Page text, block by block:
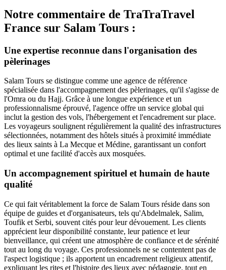
Notre commentaire de TraTraTravel
France sur Salam Tours :
Une expertise reconnue dans l'organisation des
pèlerinages
Salam Tours se distingue comme une agence de référence
spécialisée dans l'accompagnement des pèlerinages, qu'il s'agisse de
l'Omra ou du Hajj. Grâce à une longue expérience et un
professionnalisme éprouvé, l'agence offre un service global qui
inclut la gestion des vols, l'hébergement et l'encadrement sur place.
Les voyageurs soulignent régulièrement la qualité des infrastructures
sélectionnées, notamment des hôtels situés à proximité immédiate
des lieux saints à La Mecque et Médine, garantissant un confort
optimal et une facilité d'accès aux mosquées.
Un accompagnement spirituel et humain de haute
qualité
Ce qui fait véritablement la force de Salam Tours réside dans son
équipe de guides et d'organisateurs, tels qu'Abdelmalek, Salim,
Toufik et Serbi, souvent cités pour leur dévouement. Les clients
apprécient leur disponibilité constante, leur patience et leur
bienveillance, qui créent une atmosphère de confiance et de sérénité
tout au long du voyage. Ces professionnels ne se contentent pas de
l'aspect logistique ; ils apportent un encadrement religieux attentif,
expliquant les rites et l'histoire des lieux avec pédagogie, tout en